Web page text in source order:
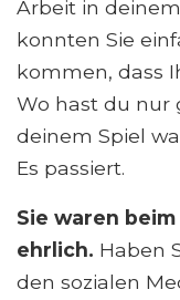
Arbeit in
konnten Sie
kommen, dass
Wo hast du nur
deinem Spiel
Es passiert.
Sie waren
ehrlich. Haben
den sozialen